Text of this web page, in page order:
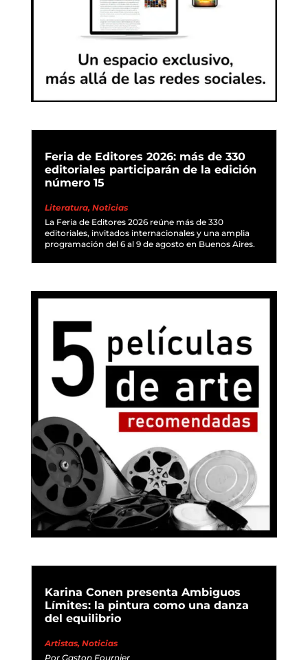
Feria de Editores 2026: más de 330
editoriales participarán de la edición
número 15
Literatura, Noticias
La Feria de Editores 2026 reúne más de 330
editoriales, invitados internacionales y una amplia
programación del 6 al 9 de agosto en Buenos Aires.
Karina Conen presenta Ambiguos
Límites: la pintura como una danza
del equilibrio
Artistas, Noticias
Por Gaston Fournier